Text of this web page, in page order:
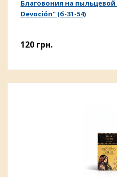
Благовония на
Devoción" (б-31-54)
120 грн.